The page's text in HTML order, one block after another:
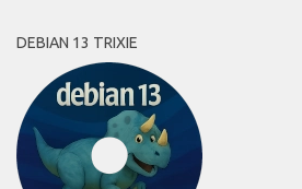
DEBIAN 13 TRIXIE